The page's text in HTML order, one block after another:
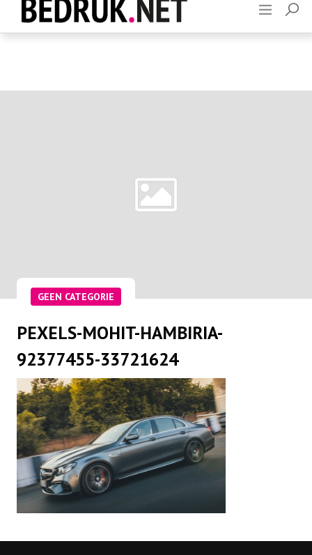
Contact
GEEN CATEGORIE
PEXELS-MOHIT-HAMBIRIA-
92377455-33721624